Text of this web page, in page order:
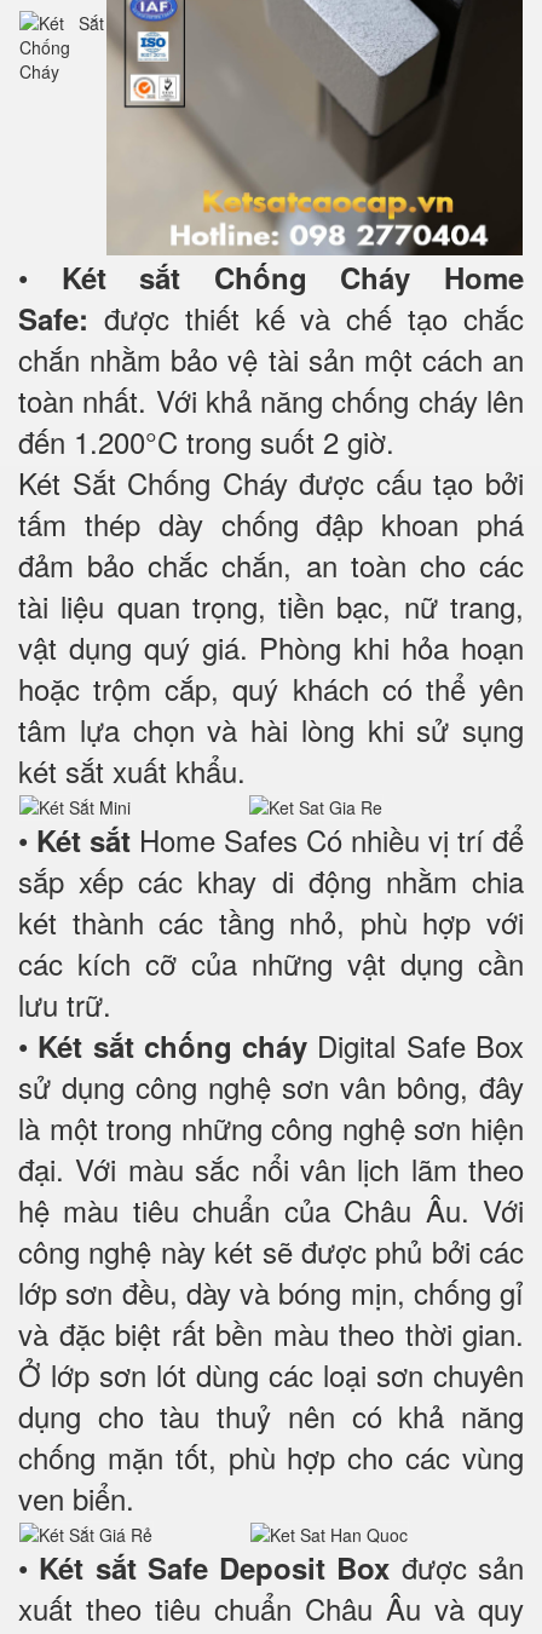
• Két sắt Chống Cháy Home
Safe: được thiết kế và chế tạo chắc
chắn nhằm bảo vệ tài sản một cách an
toàn nhất. Với khả năng chống cháy lên
đến 1.200°C trong suốt 2 giờ.
Két Sắt Chống Cháy được cấu tạo bởi
tấm thép dày chống đập khoan phá
đảm bảo chắc chắn, an toàn cho các
tài liệu quan trọng, tiền bạc, nữ trang,
vật dụng quý giá. Phòng khi hỏa hoạn
hoặc trộm cắp, quý khách có thể yên
tâm lựa chọn và hài lòng khi sử sụng
két sắt xuất khẩu.
• Két sắt Home Safes Có nhiều vị trí để
sắp xếp các khay di động nhằm chia
két thành các tầng nhỏ, phù hợp với
các kích cỡ của những vật dụng cần
lưu trữ.
• Két sắt chống cháy Digital Safe Box
sử dụng công nghệ sơn vân bông, đây
là một trong những công nghệ sơn hiện
đại. Với màu sắc nổi vân lịch lãm theo
hệ màu tiêu chuẩn của Châu Âu. Với
công nghệ này két sẽ được phủ bởi các
lớp sơn đều, dày và bóng mịn, chống gỉ
và đặc biệt rất bền màu theo thời gian.
Ở lớp sơn lót dùng các loại sơn chuyên
dụng cho tàu thuỷ nên có khả năng
chống mặn tốt, phù hợp cho các vùng
ven biển.
• Két sắt Safe Deposit Box được sản
xuất theo tiêu chuẩn Châu Âu và quy